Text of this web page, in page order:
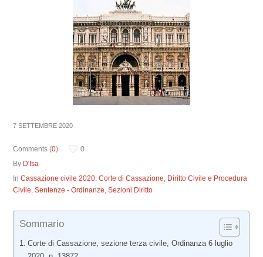
7 SETTEMBRE 2020
Comments (0)
0
By D'Isa
InCassazione civile 2020,Corte di Cassazione, Diritto Civile e Procedura
Civile,Sentenze - Ordinanze,Sezioni Diritto
Sommario
Corte di Cassazione, sezione terza civile, Ordinanza 6 luglio